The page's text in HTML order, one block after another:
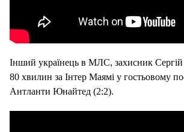
Інший українець в МЛС, захисник Сергій
80 хвилин за Інтер Маямі у гостьовому
Антланти Юнайтед (2:2).